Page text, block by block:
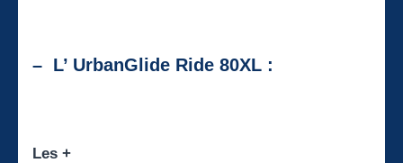
– L’ UrbanGlide Ride 80XL :
Les +